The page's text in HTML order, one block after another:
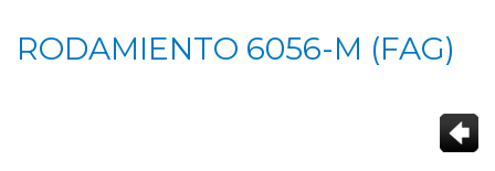
RODAMIENTO 6056-M (FAG)